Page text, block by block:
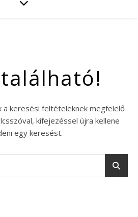
a keresési feltételeknek megfelelő
kifejezéssel újra kellene
egy keresést.